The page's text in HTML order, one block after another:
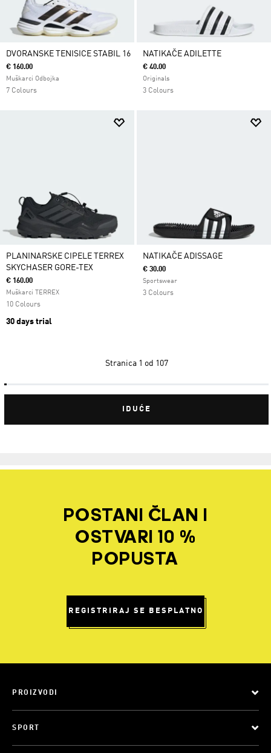
DVORANSKE TENISICE STABIL 16
€ 160.00
Muškarci Odbojka
7 Colours
NATIKAČE ADILETTE
€ 40.00
Originals
3 Colours
PLANINARSKE CIPELE TERREX
SKYCHASER GORE-TEX
€ 160.00
Muškarci TERREX
10 Colours
30 days trial
NATIKAČE ADISSAGE
€ 30.00
Sportswear
3 Colours
Stranica 1 od 107
IDUĆE
POSTANI ČLAN I
OSTVARI 10 %
POPUSTA
REGISTRIRAJ SE BESPLATNO
PROIZVODI
SPORT